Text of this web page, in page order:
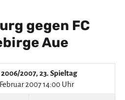
gegen FC
Aue
2007, 23. Spieltag
2007 14:00 Uhr